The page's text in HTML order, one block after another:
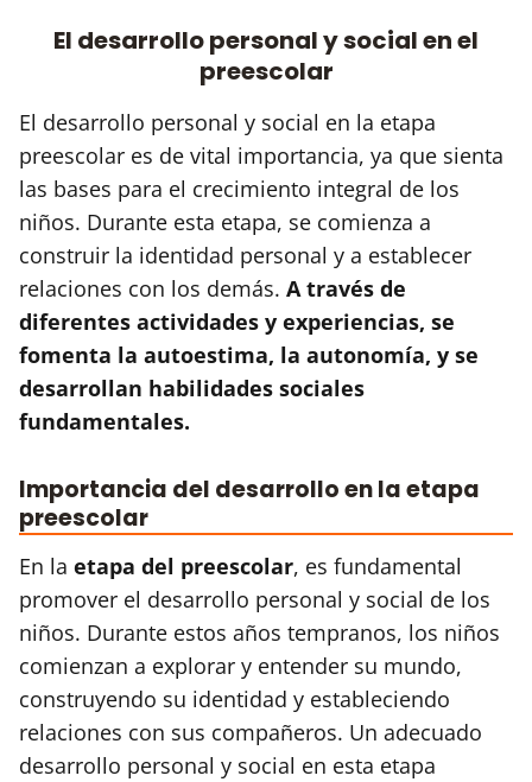
El desarrollo personal y social en el
preescolar
El desarrollo personal y social en la etapa
preescolar es de vital importancia, ya que sienta
las bases para el crecimiento integral de los
niños. Durante esta etapa, se comienza a
construir la identidad personal y a establecer
relaciones con los demás. A través de
diferentes actividades y experiencias, se
fomenta la autoestima, la autonomía, y se
desarrollan habilidades sociales
fundamentales.
Importancia del desarrollo en la etapa
preescolar
En la etapa del preescolar, es fundamental
promover el desarrollo personal y social de los
niños. Durante estos años tempranos, los niños
comienzan a explorar y entender su mundo,
construyendo su identidad y estableciendo
relaciones con sus compañeros. Un adecuado
desarrollo personal y social en esta etapa